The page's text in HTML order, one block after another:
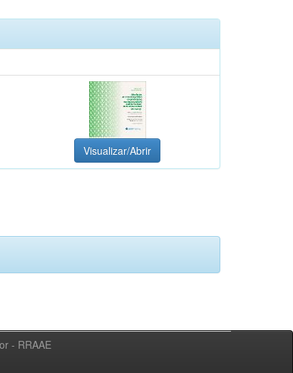
Visualizar/Abrir
- RRAAE